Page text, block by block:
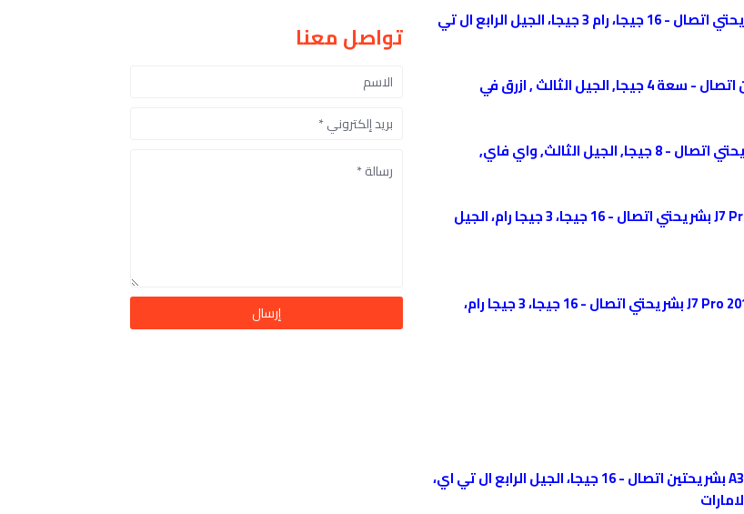
سعرsamsung Galaxy j7 سامسونج جالكسي J7 برايم بشريحتي اتصال - 16 جيجا، رام 3 جيجا، الجيل الرابع ال تي
سعر samsung Galaxy j1 سامسونج جالكسي J1 بشريحتين اتصال - سعة 4 جيجا, الجيل الثالث , ازرق في
سعرsamsung Galaxy j3 سامسونج جالكسي J3 2016 بشريحتي اتصال - 8 جيجا, الجيل الثالث, واي فاي,
سعرsamsung Galaxy j7 2017 سامسونج جالكسي J7 Pro 2017 بشريحتي اتصال - 16 جيجا، 3 جيجا رام، الجيل
سعر samsung Galaxy j7 pro 2017 سامسونج جالكسي J7 Pro 2017 بشريحتي اتصال - 16 جيجا، 3 جيجا رام،
سعر samsung Galaxy A3 2017 سامسونج جالكسي A3 2017 بشريحتين اتصال - 16 جيجا، الجيل الرابع ال تي اي،
تواصل معنا